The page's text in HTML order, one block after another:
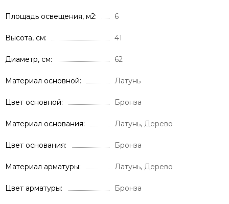
Площадь освещения, м2 6
Высота, см 41
Диаметр, см 62
Материал основной Латунь
Цвет основной Бронза
Материал основания Латунь, Дерево
Цвет основания Бронза
Материал арматуры Латунь, Дерево
Цвет арматуры Бронза